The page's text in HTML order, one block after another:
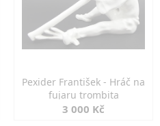
Pexider František - Hráč na
fujaru trombita
3 000 Kč